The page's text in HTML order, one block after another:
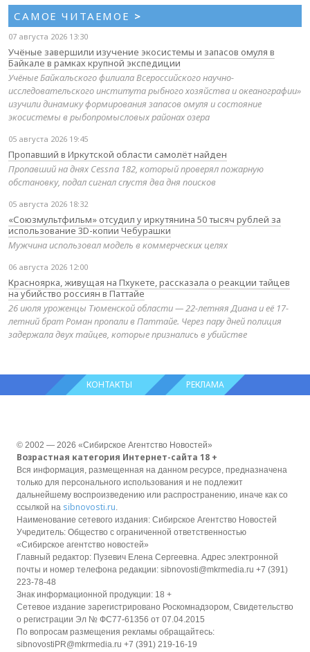
САМОЕ ЧИТАЕМОЕ >
07 августа 2026 13:30
Учёные завершили изучение экосистемы и запасов омуля в
Байкале в рамках крупной экспедиции
Учёные Байкальского филиала Всероссийского научно-
исследовательского института рыбного хозяйства и океанографии»
изучили динамику формирования запасов омуля и состояние
экосистемы в рыбопромысловых районах озера
05 августа 2026 19:45
Пропавший в Иркутской области самолёт найден
Пропавший на днях Cessna 182, который проверял пожарную
обстановку, подал сигнал спустя два дня поисков
05 августа 2026 18:32
«Союзмультфильм» отсудил у иркутянина 50 тысяч рублей за
использование 3D-копии Чебурашки
Мужчина использовал модель в коммерческих целях
06 августа 2026 12:00
Красноярка, живущая на Пхукете, рассказала о реакции тайцев
на убийство россиян в Паттайе
26 июля уроженцы Тюменской области — 22-летняя Диана и её 17-
летний брат Роман пропали в Паттайе. Через пару дней полиция
задержала двух тайцев, которые признались в убийстве
КОНТАКТЫ РЕКЛАМА
© 2002 — 2026 «Сибирское Агентство Новостей»
Возрастная категория Интернет-сайта 18 +
Вся информация, размещенная на данном ресурсе, предназначена
только для персонального использования и не подлежит
дальнейшему воспроизведению или распространению, иначе как со
ссылкой на sibnovosti.ru.
Наименование сетевого издания: Сибирское Агентство Новостей
Учредитель: Общество с ограниченной ответственностью
«Сибирское агентство новостей»
Главный редактор: Пузевич Елена Сергеевна. Адрес электронной
почты и номер телефона редакции: sibnovosti@mkrmedia.ru +7 (391)
223-78-48
Знак информационной продукции: 18 +
Сетевое издание зарегистрировано Роскомнадзором, Свидетельство
о регистрации Эл № ФС77-61356 от 07.04.2015
По вопросам размещения рекламы обращайтесь:
sibnovostiPR@mkrmedia.ru +7 (391) 219-16-19